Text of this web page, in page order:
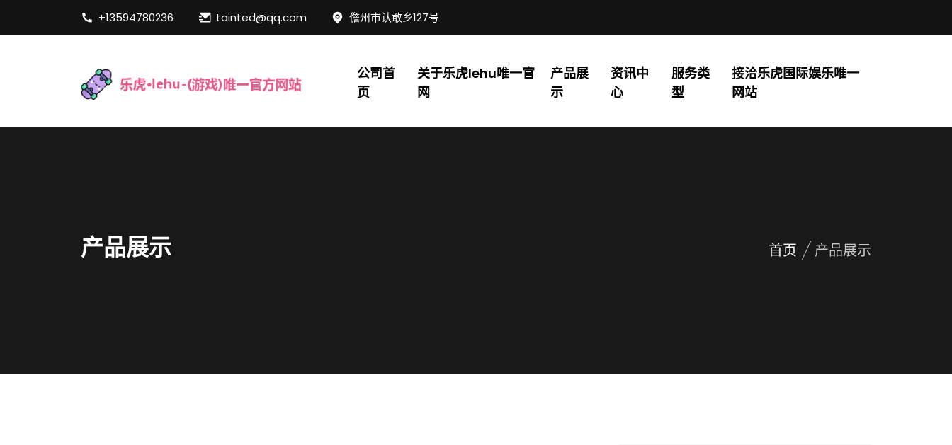
+13594780236 tainted@qq.com 儋州市认敢乡127号
公司首
页
关于乐虎lehu唯一官
网
产品展
示
资讯中
心
服务类
型
接洽乐虎国际娱乐唯一
网站
产品展示 首页 产品展示